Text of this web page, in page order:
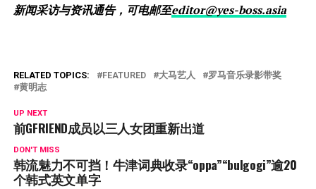
新闻采访与资讯通告，可电邮至editor@yes-boss.asia
RELATED TOPICS: FEATURED 大马艺人
罗马音乐录影带奖
黄明志
UP NEXT
前GFRIEND成员以三人女团重新出道
DON'T MISS
韩流魅力不可挡！牛津词典收录“oppa”“bulgogi”逾20
个韩式英文单字